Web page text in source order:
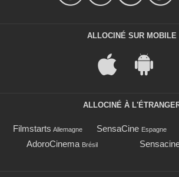
ALLOCINÉ SUR MOBILE
ALLOCINÉ À
Filmstarts Allemagne SensaCine Espagne
AdoroCinema Brésil